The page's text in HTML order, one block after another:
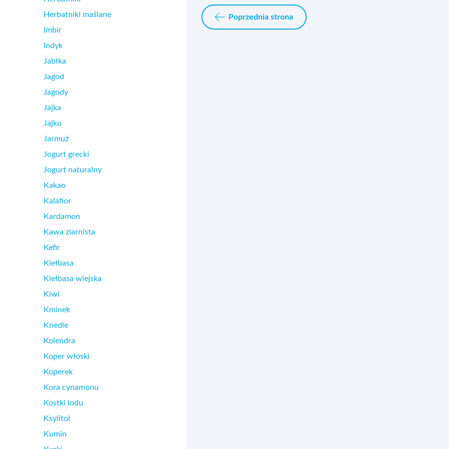
Herbatniki maślane
Imbir
Indyk
Jabłka
Jagod
Jagody
Jajka
Jajko
Jarmuż
Jogurt grecki
Jogurt naturalny
Kakao
Kalafior
Kardamon
Kawa ziarnista
Kefir
Kiełbasa
Kiełbasa wiejska
Kiwi
Kminek
Knedle
Kolendra
Koper włoski
Koperek
Kora cynamonu
Kostki lodu
Ksylitol
Kumin
Poprzednia strona